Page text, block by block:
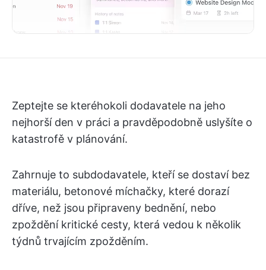
Zeptejte se kteréhokoli dodavatele na jeho
nejhorší den v práci a pravděpodobně uslyšíte o
katastrofě v plánování.
Zahrnuje to subdodavatele, kteří se dostaví bez
materiálu, betonové míchačky, které dorazí
dříve, než jsou připraveny bednění, nebo
zpoždění kritické cesty, která vedou k několik
týdnů trvajícím zpožděním.